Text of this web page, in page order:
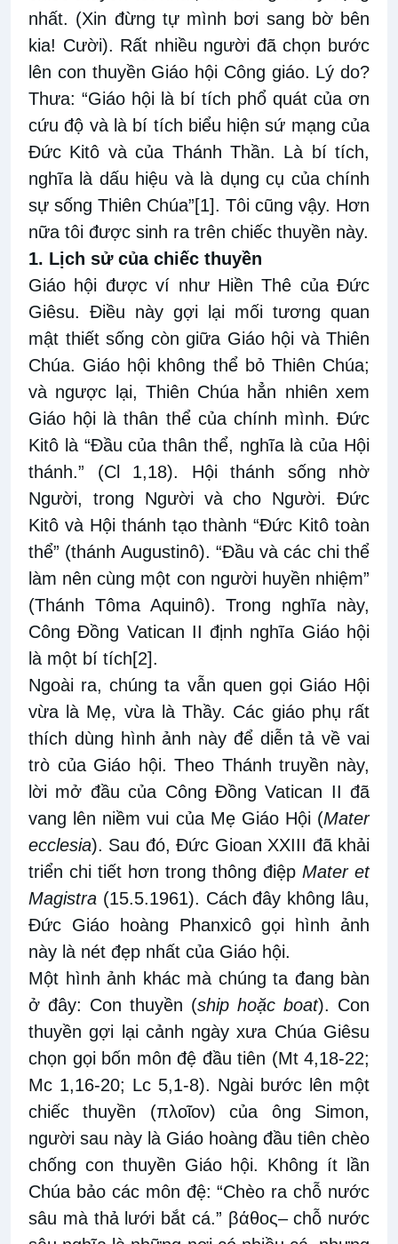
nhất. (Xin đừng tự mình bơi sang bờ bên
kia! Cười). Rất nhiều người đã chọn bước
lên con thuyền Giáo hội Công giáo. Lý do?
Thưa: “Giáo hội là bí tích phổ quát của ơn
cứu độ và là bí tích biểu hiện sứ mạng của
Ðức Kitô và của Thánh Thần. Là bí tích,
nghĩa là dấu hiệu và là dụng cụ của chính
sự sống Thiên Chúa”[1]. Tôi cũng vậy. Hơn
nữa tôi được sinh ra trên chiếc thuyền này.
1. Lịch sử của chiếc thuyền
Giáo hội được ví như Hiền Thê của Đức
Giêsu. Điều này gợi lại mối tương quan
mật thiết sống còn giữa Giáo hội và Thiên
Chúa. Giáo hội không thể bỏ Thiên Chúa;
và ngược lại, Thiên Chúa hẳn nhiên xem
Giáo hội là thân thể của chính mình. Đức
Kitô là “Ðầu của thân thể, nghĩa là của Hội
thánh.” (Cl 1,18). Hội thánh sống nhờ
Người, trong Người và cho Người. Ðức
Kitô và Hội thánh tạo thành “Ðức Kitô toàn
thể” (thánh Augustinô). “Ðầu và các chi thể
làm nên cùng một con người huyền nhiệm”
(Thánh Tôma Aquinô). Trong nghĩa này,
Công Đồng Vatican II định nghĩa Giáo hội
là một bí tích[2].
Ngoài ra, chúng ta vẫn quen gọi Giáo Hội
vừa là Mẹ, vừa là Thầy. Các giáo phụ rất
thích dùng hình ảnh này để diễn tả về vai
trò của Giáo hội. Theo Thánh truyền này,
lời mở đầu của Công Đồng Vatican II đã
vang lên niềm vui của Mẹ Giáo Hội (Mater
ecclesia). Sau đó, Đức Gioan XXIII đã khải
triển chi tiết hơn trong thông điệp Mater et
Magistra (15.5.1961). Cách đây không lâu,
Đức Giáo hoàng Phanxicô gọi hình ảnh
này là nét đẹp nhất của Giáo hội.
Một hình ảnh khác mà chúng ta đang bàn
ở đây: Con thuyền (ship hoặc boat). Con
thuyền gợi lại cảnh ngày xưa Chúa Giêsu
chọn gọi bốn môn đệ đầu tiên (Mt 4,18-22;
Mc 1,16-20; Lc 5,1-8). Ngài bước lên một
chiếc thuyền (πλοῖον) của ông Simon,
người sau này là Giáo hoàng đầu tiên chèo
chống con thuyền Giáo hội. Không ít lần
Chúa bảo các môn đệ: “Chèo ra chỗ nước
sâu mà thả lưới bắt cá.” βάθος– chỗ nước